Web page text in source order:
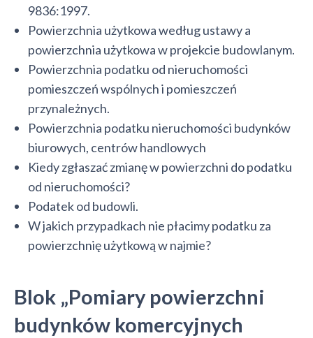
9836:1997.
Powierzchnia użytkowa według ustawy a
powierzchnia użytkowa w projekcie budowlanym.
Powierzchnia podatku od nieruchomości
pomieszczeń wspólnych i pomieszczeń
przynależnych.
Powierzchnia podatku nieruchomości budynków
biurowych, centrów handlowych
Kiedy zgłaszać zmianę w powierzchni do podatku
od nieruchomości?
Podatek od budowli.
W jakich przypadkach nie płacimy podatku za
powierzchnię użytkową w najmie?
Blok „Pomiary powierzchni
budynków komercyjnych